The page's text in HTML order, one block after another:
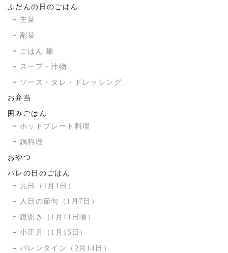
ふだんの日のごはん
主菜
副菜
ごはん 麺
スープ・汁物
ソース・タレ・ドレッシング
お弁当
囲みごはん
ホットプレート料理
鍋料理
おやつ
ハレの日のごはん
元日（1月1日）
人日の節句（1月7日）
鏡開き（1月11日頃）
小正月（1月15日）
バレンタイン（2月14日）